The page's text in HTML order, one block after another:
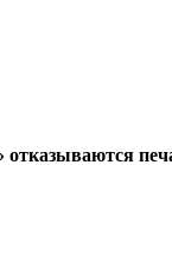
отказываются